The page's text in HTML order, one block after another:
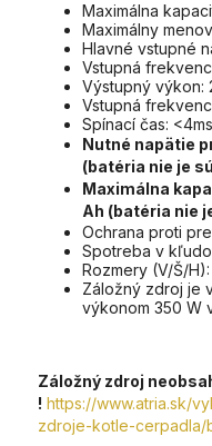
Maximálna
Maximálny
Hlavné vstupné
Vstupná
Výstupný výkon:
Vstupná
Spínací čas: <4ms
Nutné napätie
(batéria nie je
Maximálna
Ah (batéria nie
Ochrana proti
Spotreba v
Rozmery (V/Š/
Záložný zdroj je
výkonom 350 W
Záložný zdroj
! https://www.atria.sk/
zdroje-kotle-cerpadla/